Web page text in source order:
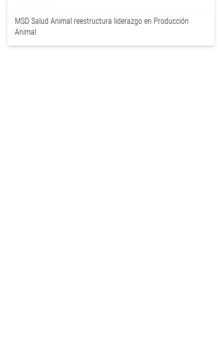
MSD Salud Animal reestructura liderazgo en Producción
Animal